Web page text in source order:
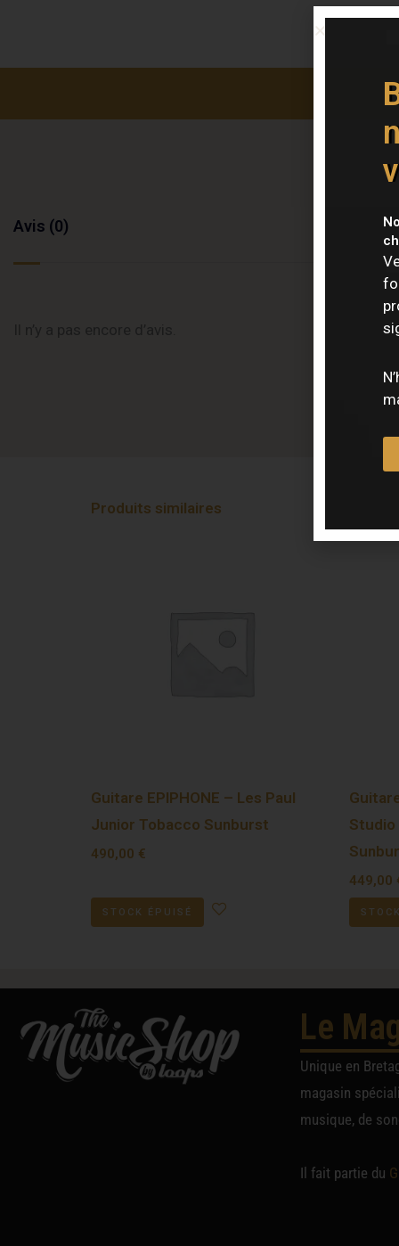
Avis (0)
Produits similaires
Guitare EPIPHONE – Les Paul
Junior Tobacco Sunburst
490,00 €
STOCK ÉPUISÉ
Studio
449,00
Le
Unique en
magasin
musique, de
Il fait partie du